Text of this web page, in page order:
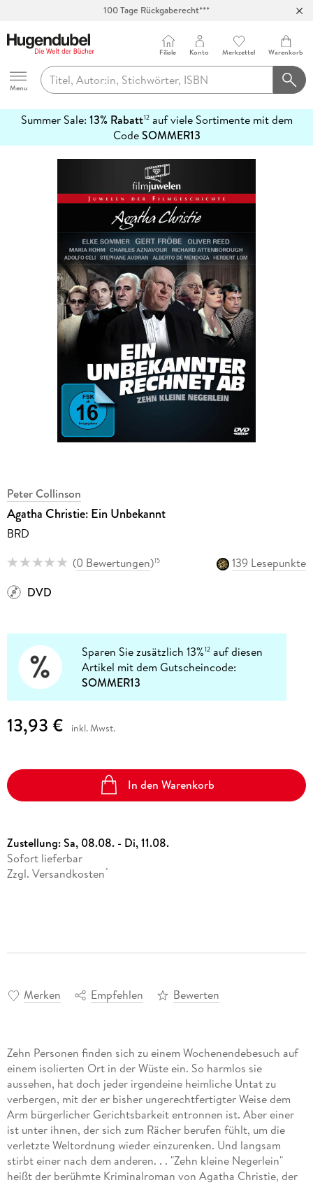
Hugendubel
Menu
Filiale Konto Merkzettel Warenkorb
Summer Sale: 13% Rabatt12auf viele Sortimente mit dem
CodeSOMMER13
erfahren
Peter Collinson
Agatha Christie: Ein Unbekannt
BRD
(0 Bewertungen)15
139 Lesepunkte
DVD
Sparen Sie zusätzlich 13%12 auf diesen
Artikel mit dem Gutscheincode:
SOMMER13
13,93 € inkl. Mwst.
In den Warenkorb
Zustellung:Sa, 08.08. - Di, 11.08.
Sofort lieferbar
Zzgl. Versandkosten *
Merken Empfehlen Bewerten
Zehn Personen finden sich zu einem Wochenendebesuch auf
einem isolierten Ort in der Wüste ein. So harmlos sie
aussehen, hat doch jeder irgendeine heimliche Untat zu
verbergen, mit der er bisher ungerechtfertigter Weise dem
Arm bürgerlicher Gerichtsbarkeit entronnen ist. Aber einer
ist unter ihnen, der sich zum Rächer berufen fühlt, um die
verletzte Weltordnung wieder einzurenken. Und langsam
stirbt einer nach dem anderen. . . "Zehn kleine Negerlein"
heißt der berühmte Kriminalroman von Agatha Christie, der